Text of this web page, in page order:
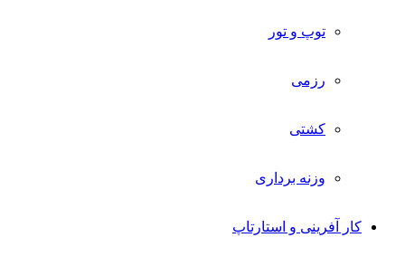
توپ و تور
رزمی
کشتی
وزنه برداری
کار آفرینی و استارتاپ